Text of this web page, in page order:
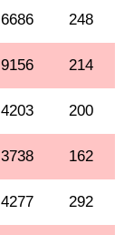
6686 248
9156 214
4203 200
3738 162
4277 292